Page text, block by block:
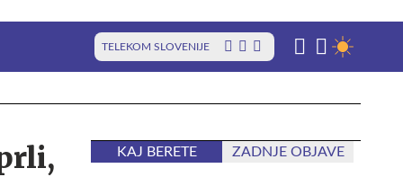
TELEKOM SLOVENIJE
KAJ BERETE ZADNJE OBJAVE